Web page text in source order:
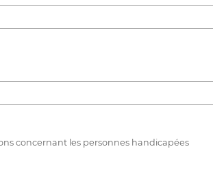
concernant les personnes handicapées